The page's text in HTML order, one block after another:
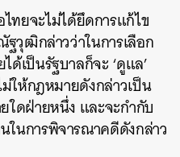
ทยจะไม่ได้ยึดการแก้ไข
ฐวุฒิกล่าวว่าในการเลือก
ด้เป็นรัฐบาลก็จะ ‘ดูแล’
ม่ให้กฎหมายดังกล่าวเป็น
ใดฝ่ายหนึ่ง และจะกำกับ
ในการพิจารณาคดีดังกล่าว